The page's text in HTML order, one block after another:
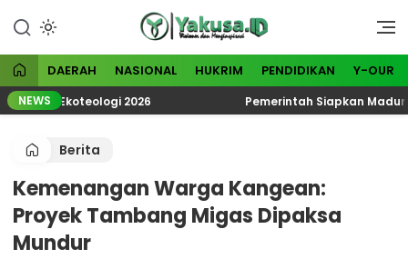
konten
Yakusa
Visioner dan Menginspirasi
DAERAH NASIONAL HUKRIM PENDIDIKAN Y-OUR
NEWS
Ekoteologi 2026 Pemerintah Siapkan Madura
Berita
Kemenangan Warga Kangean:
Proyek Tambang Migas Dipaksa
Mundur